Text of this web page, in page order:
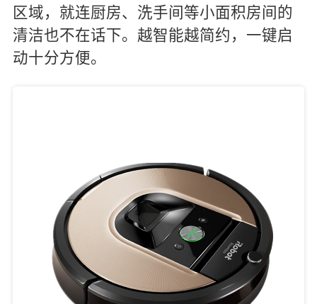
区域，就连厨房、洗手间等小面积房间的
清洁也不在话下。越智能越简约，一键启
动十分方便。